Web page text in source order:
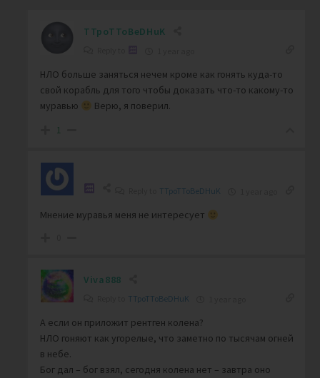
TTpoTToBeDHuK
НЛО больше заняться нечем кроме как гонять куда-то
свой корабль для того чтобы доказать что-то какому-то
муравью
Верю, я поверил.
1
TTpoTToBeDHuK
Мнение муравья меня не интересует
Viva888
TTpoTToBeDHuK
А если он приложит рентген колена?
НЛО гоняют как угорелые, что заметно по тысячам огней
в небе.
Бог дал – бог взял, сегодня колена нет – завтра оно